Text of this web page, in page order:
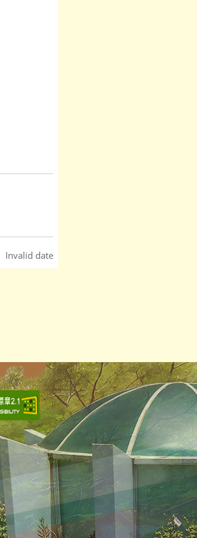
Invalid date